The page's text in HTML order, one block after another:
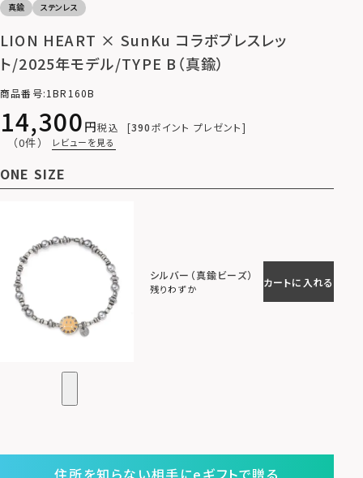
真鍮 ステンレス
LION HEART × SunKu コラボブレスレッ
ト/2025年モデル/TYPE B（真鍮）
商品番号 1BR160B
14,300 税込 390ポイント プレゼント
（0件） レビューを見る
ONE SIZE
シルバー（真鍮ビーズ）
残りわずか
カートに入れる